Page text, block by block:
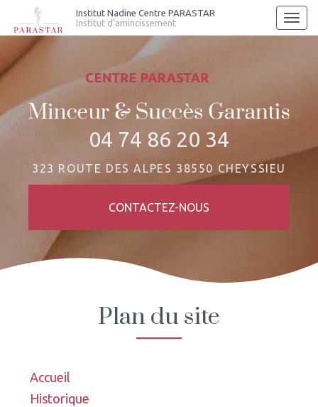
au
contenu
principal
Institut Nadine Centre PARASTAR
Institut d'amincissement
04 74 86 20 34
323 ROUTE DES ALPES 38550 CHEYSSIEU
CONTACTEZ-NOUS
Plan du site
Accueil
Historique